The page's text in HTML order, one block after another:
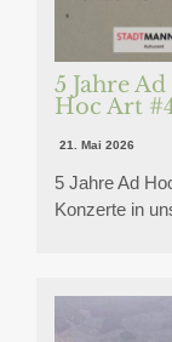
5 Jahre
Hoc Art
21. Mai 2026
5 Jahre Ad
Konzerte in